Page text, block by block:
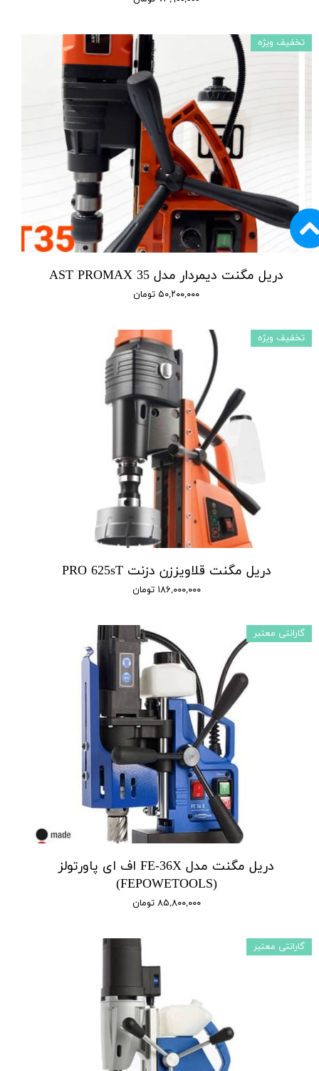
دریل مگنت دیمردار مدل AST PROMAX 35
۵۰,۲۰۰,۰۰۰ تومان
تخفیف ویژه
دریل مگنت قلاویززن دزنت PRO 625sT
۱۸۶,۰۰۰,۰۰۰ تومان
تخفیف ویژه
دریل مگنت مدل FE-36X اف ای پاورتولز
(FEPOWETOOLS)
۸۵,۸۰۰,۰۰۰ تومان
گارانتی معتبر
گارانتی معتبر